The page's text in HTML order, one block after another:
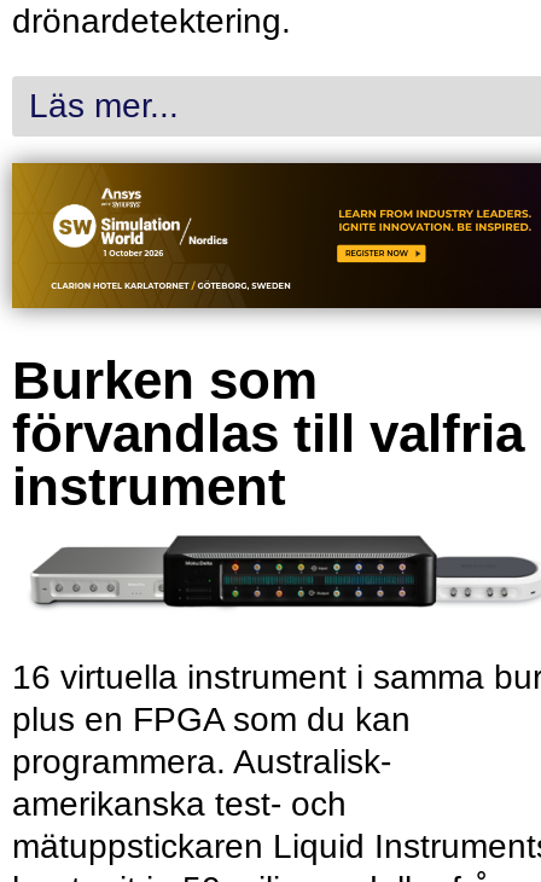
drönardetektering.
Läs mer...
Burken som
förvandlas till valfria
instrument
16 virtuella instrument i samma
plus en FPGA som du kan
programmera. Australisk-
amerikanska test- och
mätuppstickaren Liquid